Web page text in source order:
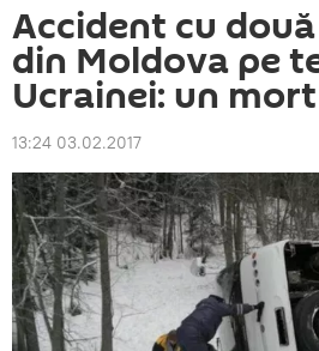
Accident cu
din Moldova pe
Ucrainei: un
13:24 03.02.2017